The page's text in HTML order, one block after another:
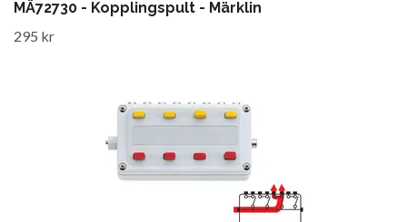
MÄ72730 - Kopplingspult - Märklin
295 kr